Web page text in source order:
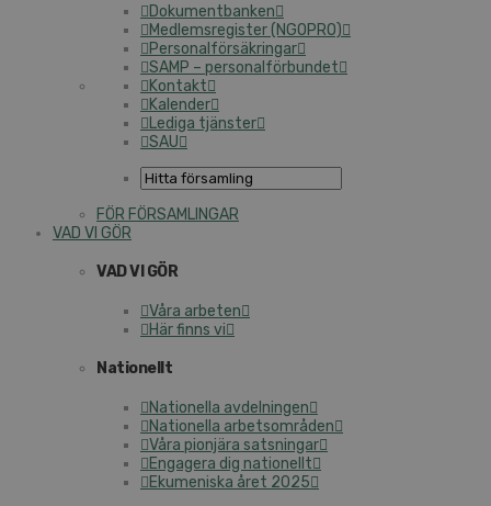
Dokumentbanken
Medlemsregister (NGOPRO)
Personalförsäkringar
SAMP – personalförbundet
Kontakt
Kalender
Lediga tjänster
SAU
FÖR FÖRSAMLINGAR
VAD VI GÖR
VAD VI GÖR
Våra arbeten
Här finns vi
Nationellt
Nationella avdelningen
Nationella arbetsområden
Våra pionjära satsningar
Engagera dig nationellt
Ekumeniska året 2025